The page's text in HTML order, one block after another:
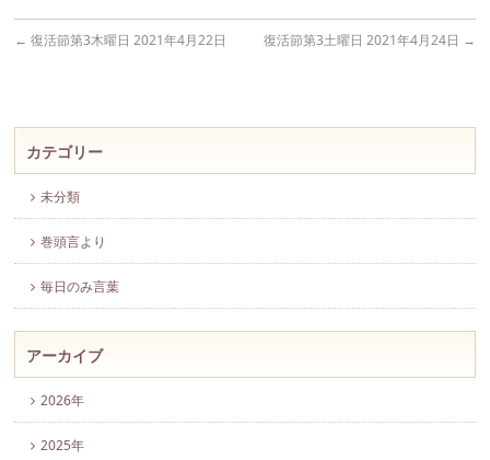
← 復活節第3木曜日 2021年4月22日 復活節第3土曜日 2021年4月24日 →
カテゴリー
未分類
巻頭言より
毎日のみ言葉
アーカイブ
2026年
2025年